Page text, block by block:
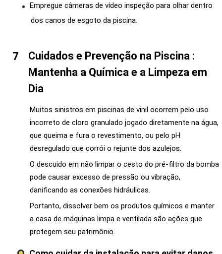
Empregue câmeras de vídeo inspeção para olhar dentro
dos canos de esgoto da piscina.
Cuidados e Prevenção na Piscina :
Mantenha a Química e a Limpeza em
Dia
Muitos sinistros em piscinas de vinil ocorrem pelo uso
incorreto de cloro granulado jogado diretamente na água,
que queima e fura o revestimento, ou pelo pH
desregulado que corrói o rejunte dos azulejos.
O descuido em não limpar o cesto do pré-filtro da bomba
pode causar excesso de pressão ou vibração,
danificando as conexões hidráulicas.
Portanto, dissolver bem os produtos químicos e manter
a casa de máquinas limpa e ventilada são ações que
protegem seu patrimônio.